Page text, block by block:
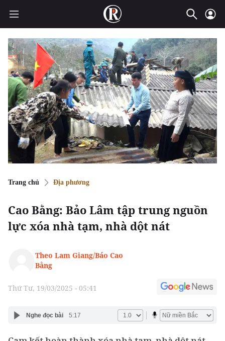
Trang chủ Địa phương
Cao Bằng: Bảo Lâm tập trung nguồn
lực xóa nhà tạm, nhà dột nát
Theo Lam Giang/Báo Cao
Bằng
Thứ Tư, 19/03/2025 - 05:41
Nghe đọc bài 5:17